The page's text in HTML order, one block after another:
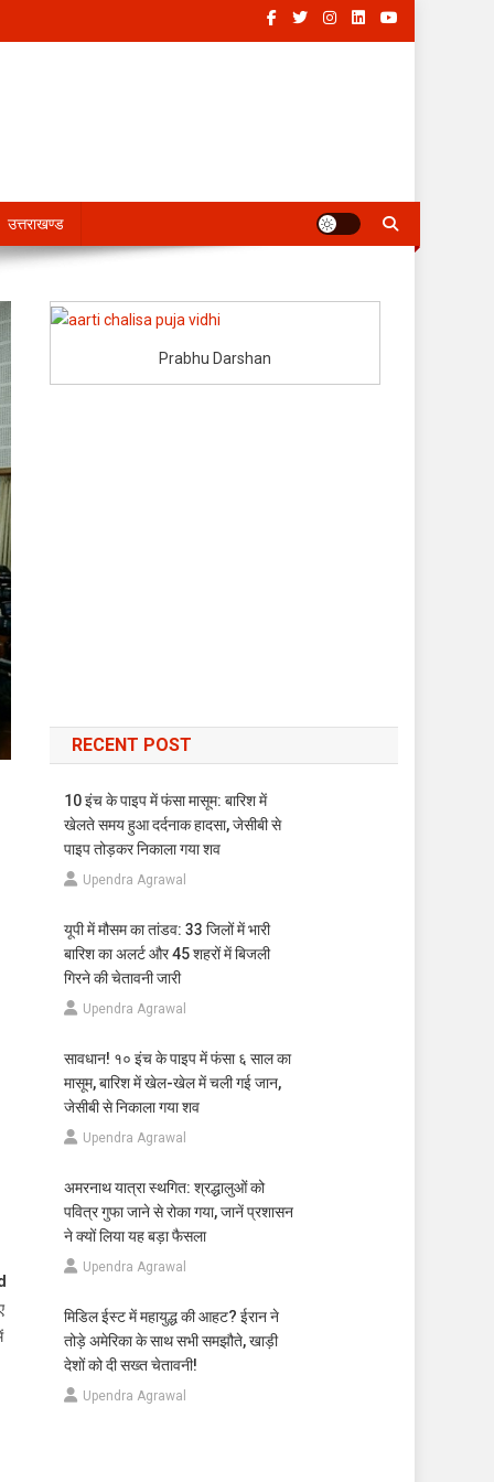
उत्तराखण्ड
Prabhu Darshan
RECENT POST
10 इंच के पाइप में फंसा मासूम: बारिश में
खेलते समय हुआ दर्दनाक हादसा, जेसीबी से
पाइप तोड़कर निकाला गया शव
Upendra Agrawal
यूपी में मौसम का तांडव: 33 जिलों में भारी
बारिश का अलर्ट और 45 शहरों में बिजली
गिरने की चेतावनी जारी
Upendra Agrawal
सावधान! १० इंच के पाइप में फंसा ६ साल का
मासूम, बारिश में खेल-खेल में चली गई जान,
जेसीबी से निकाला गया शव
Upendra Agrawal
अमरनाथ यात्रा स्थगित: श्रद्धालुओं को
पवित्र गुफा जाने से रोका गया, जानें प्रशासन
ने क्यों लिया यह बड़ा फैसला
Upendra Agrawal
मिडिल ईस्ट में महायुद्ध की आहट? ईरान ने
तोड़े अमेरिका के साथ सभी समझौते, खाड़ी
देशों को दी सख्त चेतावनी!
Upendra Agrawal